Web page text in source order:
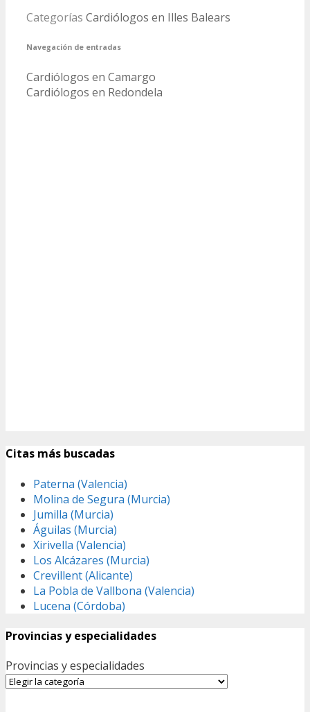
Categorías Cardiólogos en Illes Balears
Navegación de entradas
Cardiólogos en Camargo
Cardiólogos en Redondela
Citas más buscadas
Paterna (Valencia)
Molina de Segura (Murcia)
Jumilla (Murcia)
Águilas (Murcia)
Xirivella (Valencia)
Los Alcázares (Murcia)
Crevillent (Alicante)
La Pobla de Vallbona (Valencia)
Lucena (Córdoba)
Provincias y especialidades
Provincias y especialidades